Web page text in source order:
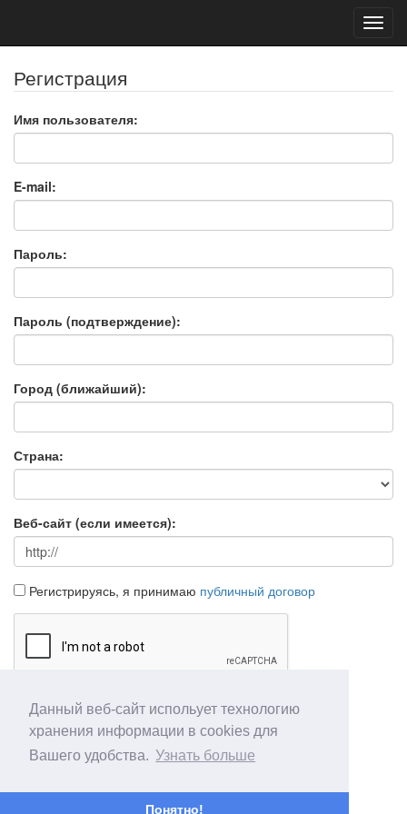
Данный веб-сайт испольует технологию
хранения информации в cookies для
Вашего удобства. Узнать больше
Понятно!
Регистрация
Имя пользователя:
E-mail:
Пароль:
Пароль (подтверждение):
Город (ближайший):
Страна:
Веб-сайт (если имеется):
Регистрируясь, я принимаю публичный договор
Продолжить Отмена